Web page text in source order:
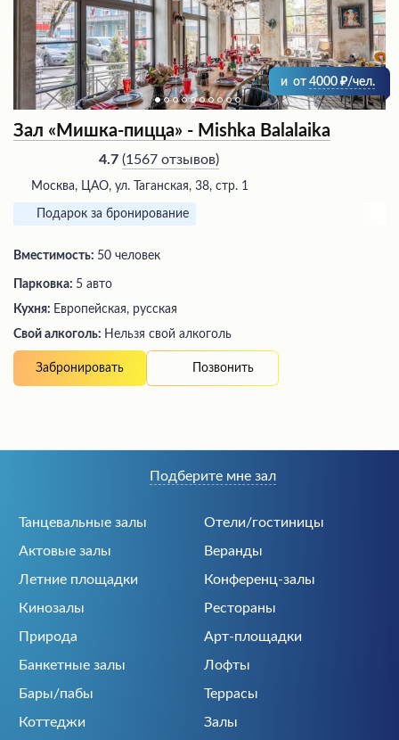
и от 4000 /чел.
Зал «Мишка-пицца» - Mishka Balalaika
4.7 (1567 отзывов)
Москва, ЦАО, ул. Таганская, 38, стр. 1
Подарок за бронирование
Вместимость: 50 человек
Парковка: 5 авто
Кухня: Европейская, русская
Свой алкоголь: Нельзя свой алкоголь
Забронировать Позвонить
Танцевальные залы
Отели/гостиницы
Актовые залы
Веранды
Летние площадки
Конференц-залы
Кинозалы
Рестораны
Природа
Арт-площадки
Банкетные залы
Лофты
Бары/пабы
Террасы
Коттеджи
Залы
Подберите мне зал